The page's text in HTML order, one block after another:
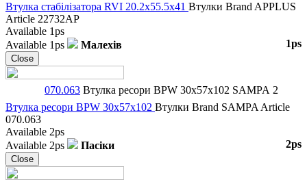
Втулка стабілізаторa RVI 20.2x55.5x41 Втулки Brand APPLUS
Article 22732AP
Available 1ps
Available 1ps Малехів 1ps
Close
070.063 Втулка ресори BPW 30x57x102 SAMPA 2
Втулка ресори BPW 30x57x102 Втулки Brand SAMPA Article
070.063
Available 2ps
Available 2ps Пасіки 2ps
Close